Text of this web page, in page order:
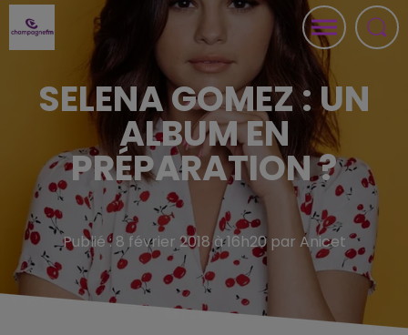
SELENA GOMEZ : UN
ALBUM EN
PRÉPARATION ?
Publié : 8 février 2018 à 16h20 par Anicet